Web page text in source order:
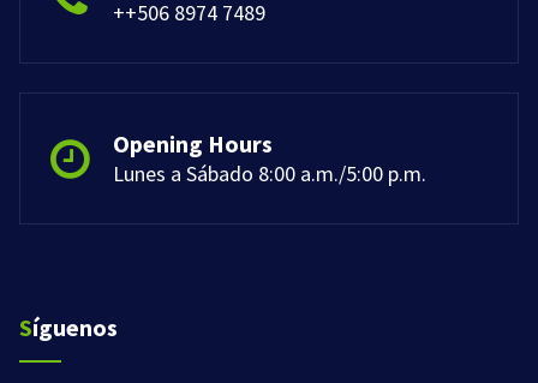
++506 8974 7489
Opening Hours
Lunes a Sábado 8:00 a.m./5:00 p.m.
Síguenos